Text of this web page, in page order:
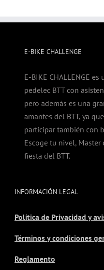
E-BIKE CHALLENGE
E-BIKE CHALLENGE
pedelec BTT con
pero además es una
amantes del BTT, ya
participar también con
Escoge tu nivel, Master
fiesta del BTT.
INFORMACIÓN LEGAL
Política de Privacidad y
Términos y condiciones
Reglamento